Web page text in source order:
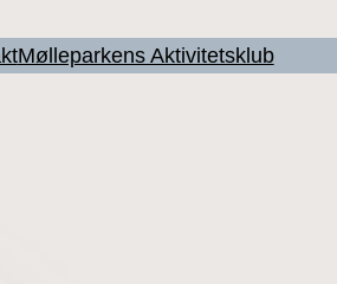
Mølleparkens Aktivitetsklub